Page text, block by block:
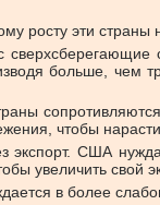
росту эти
больше, чем
чтобы
экспорт. США
увеличить свой
в более